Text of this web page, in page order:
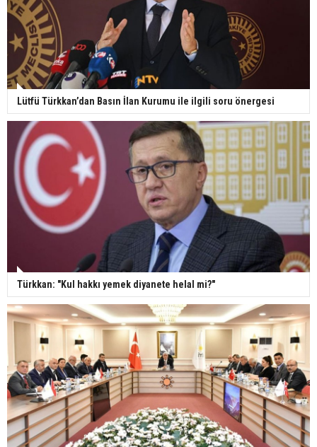
Lütfü Türkkan’dan Basın İlan Kurumu ile ilgili soru önergesi
Türkkan: "Kul hakkı yemek diyanete helal mi?"